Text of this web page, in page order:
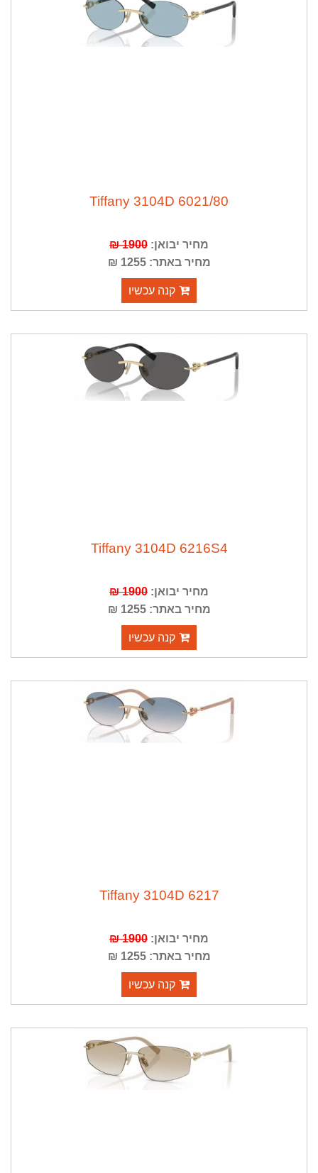
Tiffany 3104D 6021/80
מחיר יבואן: 1900 ₪
מחיר באתר: 1255 ₪
קנה עכשיו
Tiffany 3104D 6216S4
מחיר יבואן: 1900 ₪
מחיר באתר: 1255 ₪
קנה עכשיו
Tiffany 3104D 6217
מחיר יבואן: 1900 ₪
מחיר באתר: 1255 ₪
קנה עכשיו